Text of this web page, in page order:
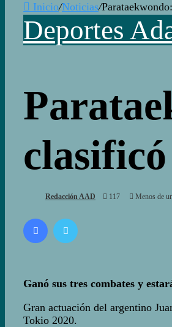
Inicio/Noticias/
Deportes
Redacción AAD 117 Menos de
Facebook
Ganó sus tres combates y
Gran actuación del argentino
Tokio 2020.